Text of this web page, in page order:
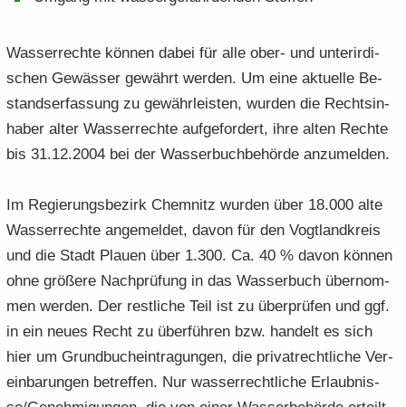
Was­ser­rech­te kön­nen dabei für alle ober- und un­ter­ir­di­
schen Ge­wäs­ser ge­währt wer­den. Um eine ak­tu­el­le Be­
stand­ser­fas­sung zu ge­währ­leis­ten, wur­den die Rechts­in­
ha­ber alter Was­ser­rech­te auf­ge­for­dert, ihre alten Rech­te
bis 31.12.2004 bei der Was­ser­buch­be­hör­de an­zu­mel­den.
Im Re­gie­rungs­be­zirk Chem­nitz wur­den über 18.000 alte
Was­ser­rech­te an­ge­mel­det, davon für den Vogt­land­kreis
und die Stadt Plau­en über 1.300. Ca. 40 % davon kön­nen
ohne grö­ße­re Nach­prü­fung in das Was­ser­buch über­nom­
men wer­den. Der rest­li­che Teil ist zu über­prü­fen und ggf.
in ein neues Recht zu über­füh­ren bzw. han­delt es sich
hier um Grund­buch­ein­tra­gun­gen, die pri­vat­recht­li­che Ver­
ein­ba­run­gen be­tref­fen. Nur was­ser­recht­li­che Er­laub­nis­